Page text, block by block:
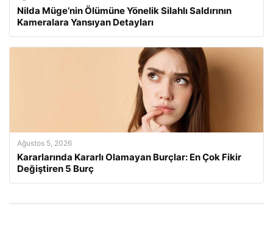
Nilda Müge’nin Ölümüne Yönelik Silahlı Saldırının
Kameralara Yansıyan Detayları
Ağustos 5, 2026
Kararlarında Kararlı Olamayan Burçlar: En Çok Fikir
Değiştiren 5 Burç